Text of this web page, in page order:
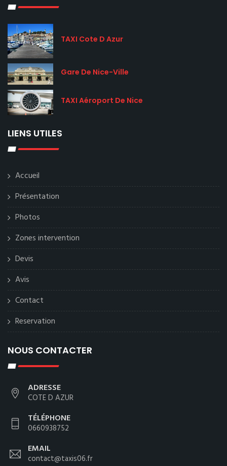
TAXI Cote D Azur
Gare De Nice-Ville
TAXI Aéroport De Nice
LIENS UTILES
Accueil
Présentation
Photos
Zones intervention
Devis
Avis
Contact
Reservation
NOUS CONTACTER
ADRESSE
COTE D AZUR
TÉLÉPHONE
0660938752
EMAIL
contact@taxis06.fr